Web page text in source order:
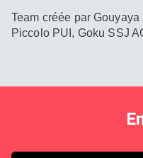
Team créée par
Piccolo PUI, Goku SSJ